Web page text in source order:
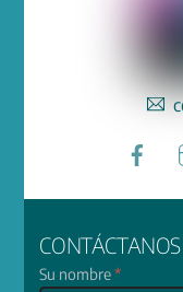
CONTÁCTANOS
Su nombre*